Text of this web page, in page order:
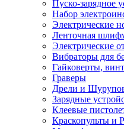
Пуско-зарядное
Набор
Электрические
Ленточная
Электрические
Вибраторы для
Гайковерты,
Граверы
Дрели и
Зарядные
Клеевые
Краскопульты и